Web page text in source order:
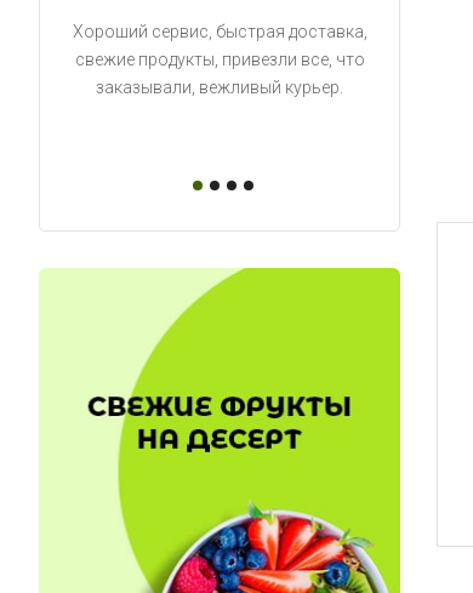
Хороший сервис, быстрая доставка,
свежие продукты, привезли все, что
заказывали, вежливый курьер.